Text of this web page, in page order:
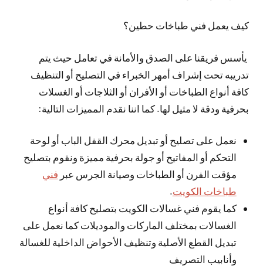
كيف يعمل فني طباخات حطين؟
يأسس فريقنا على الصدق والأمانة في تعامل حيث يتم
تدريبه تحت إشراف أمهر الخبراء في التصليح أو التنظيف
كافة أنواع الطباخات أو الأفران أو الثلاجات أو الغسلات
بحرفية ودقة لا مثيل لها. كما اننا نقدم المميزات التالية:
نعمل على تصليح أو تبديل محرك القفل الباب أو لوحة
التحكم أو المفاتيح أو جولة بحرفية مميزة ونقوم بتصليح
مؤقت الفرن أو الطباخات وصيانة الجرس عبر فني
طباخات الكويت.
كما يقوم فني غسالات الكويت بتصليح كافة أنواع
الغسالات بمختلف الماركات والموديلات كما نعمل على
تبديل القطع الأصلية وتنظيف الأحواض الداخلية للغسالة
وأنابيب التصريف